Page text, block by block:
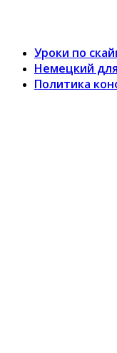
Уроки по
Немецкий
Политика